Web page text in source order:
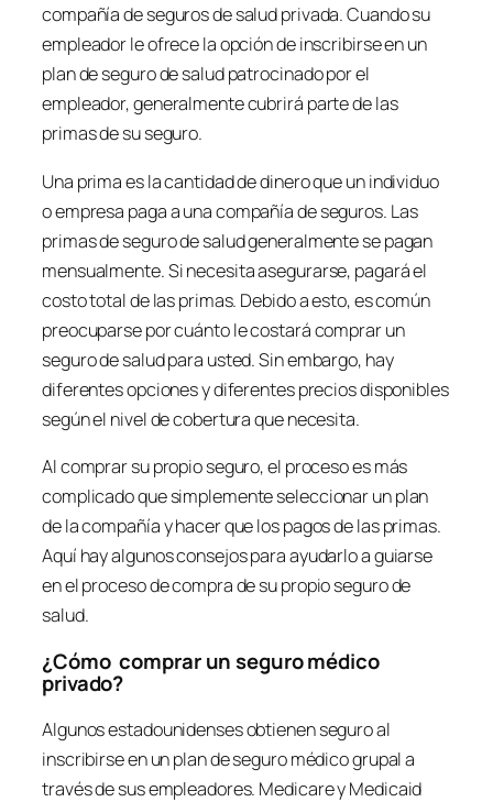
compañía de seguros de salud privada. Cuando su
empleador le ofrece la opción de inscribirse en un
plan de seguro de salud patrocinado por el
empleador, generalmente cubrirá parte de las
primas de su seguro.
Una prima es la cantidad de dinero que un individuo
o empresa paga a una compañía de seguros. Las
primas de seguro de salud generalmente se pagan
mensualmente. Si necesita asegurarse, pagará el
costo total de las primas. Debido a esto, es común
preocuparse por cuánto le costará comprar un
seguro de salud para usted. Sin embargo, hay
diferentes opciones y diferentes precios disponibles
según el nivel de cobertura que necesita.
Al comprar su propio seguro, el proceso es más
complicado que simplemente seleccionar un plan
de la compañía y hacer que los pagos de las primas.
Aquí hay algunos consejos para ayudarlo a guiarse
en el proceso de compra de su propio seguro de
salud.
¿Cómo comprar un seguro médico
privado?
Algunos estadounidenses obtienen seguro al
inscribirse en un plan de seguro médico grupal a
través de sus empleadores. Medicare y Medicaid